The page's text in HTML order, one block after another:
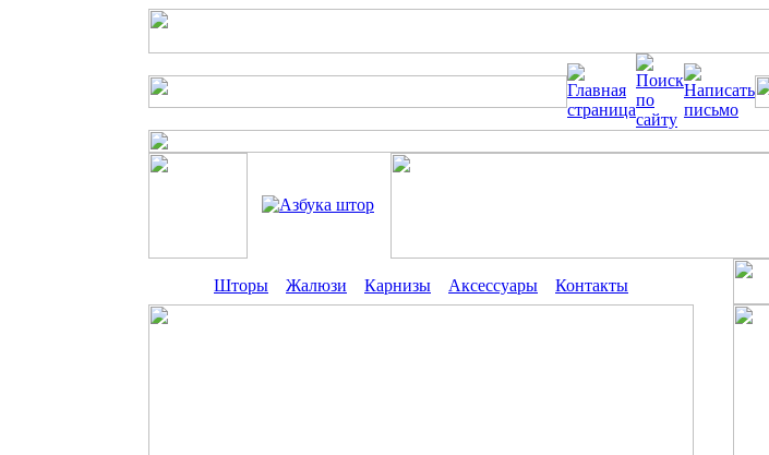
Шторы Жалюзи Карнизы Аксессуары Контакты